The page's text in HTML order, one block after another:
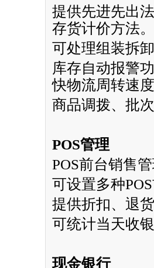
提供先进先出
存货计价方法。
可处理组装拆
库存自动报警
快物流周转速
商品调拨、批
POS管理
POS前台销售
可设置多种POS
提供折扣、退
可统计当天收
现金银行